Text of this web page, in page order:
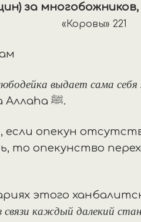
за
«Коровы» 221
выдает сама
мухаддисов, это слова посланника Аллаhа ﷺ.
если опекун
то опекунство
этого
связи каждый далекий